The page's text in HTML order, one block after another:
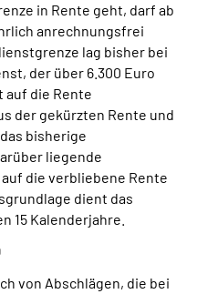
in Rente geht, darf ab
anrechnungsfrei
lag bisher bei
der über 6.300 Euro
auf die Rente
der gekürzten Rente und
bisherige
liegende
die verbliebene Rente
dient das
15 Kalenderjahre.
von Abschlägen, die bei